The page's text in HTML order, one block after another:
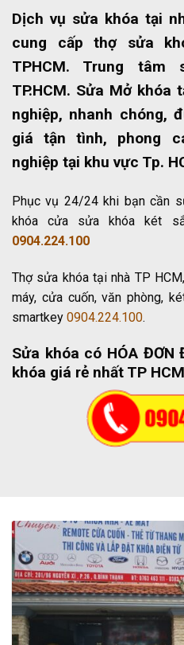
Dịch vụ sửa khóa tại
cung cấp thợ sửa
TPHCM. Trung tâm
TP.HCM. Sửa Mở khóa
nghiệp, nhanh chóng,
giá tận tình, phong
nghiệp tại khu vực Tp.
Phục vụ 24/24 khi bạn cần
khóa cửa sửa khóa két
0904.224.100
Thợ sửa khóa tại nhà TP
máy, cửa cuốn, văn phòng,
smartkey 0904.224.100.
Sửa khóa có HÓA ĐƠN
khóa giá rẻ nhất TP